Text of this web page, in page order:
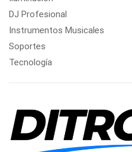
DJ Profesional
Instrumentos Musicales
Soportes
Tecnología